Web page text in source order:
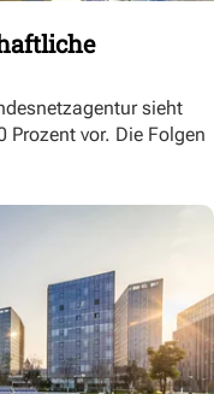
sieht
vor. Die Folgen